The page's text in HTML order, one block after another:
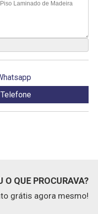
O QUE PROCURAVA?
grátis agora mesmo!